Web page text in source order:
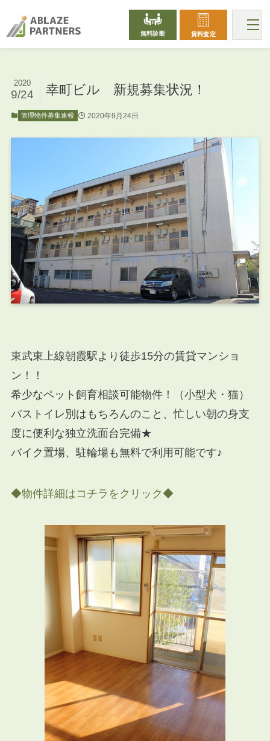
無料診断 賃料査定
幸町ビル 新規募集状況！
2020
9/24
管理物件募集速報 2020年9月24日
東武東上線朝霞駅より徒歩15分の賃貸マンショ
ン！！
希少なペット飼育相談可能物件！（小型犬・猫）
バストイレ別はもちろんのこと、忙しい朝の身支
度に便利な独立洗面台完備★
バイク置場、駐輪場も無料で利用可能です♪
◆物件詳細はコチラをクリック◆